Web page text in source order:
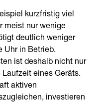
kurzfristig viel
meist nur wenige
deutlich weniger
Uhr in Betrieb.
ist deshalb nicht nur
eines Geräts.
aktiven
investieren